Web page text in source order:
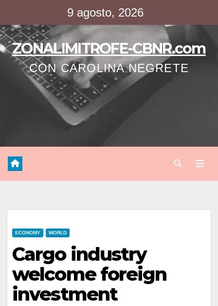
contenido
9 agosto, 2026
ZONALIMITROFE-CBNR.com
CON CAROLINA NEGRETE
ECONOMY WORLD
Cargo industry
welcome foreign
investment